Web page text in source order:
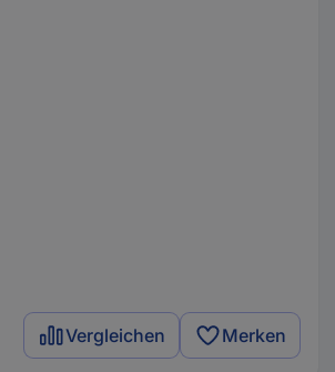
Vergleichen Merken